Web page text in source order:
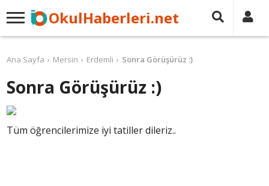
OkulHaberleri.net
Ana Sayfa Mersin Erdemli Sonra Görüşürüz :)
Sonra Görüşürüz :)
Tüm öğrencilerimize iyi tatiller dileriz..